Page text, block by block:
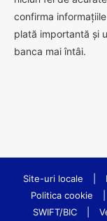
confirma
plată importantă și
banca mai întâi.
Site-uri locale
Politica cookie
SWIFT/BIC